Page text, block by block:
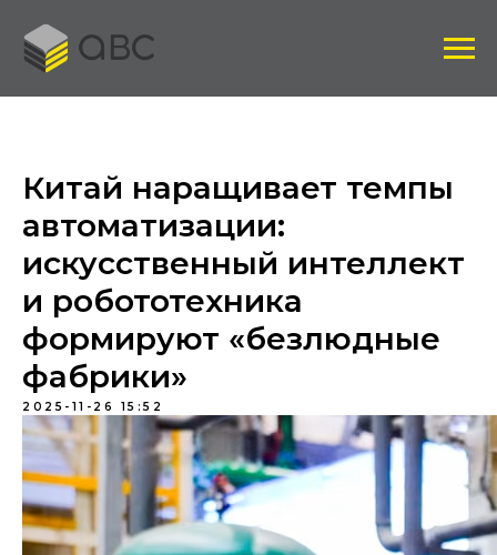
Китай наращивает темпы
автоматизации:
искусственный интеллект
и робототехника
формируют «безлюдные
фабрики»
2025-11-26 15:52